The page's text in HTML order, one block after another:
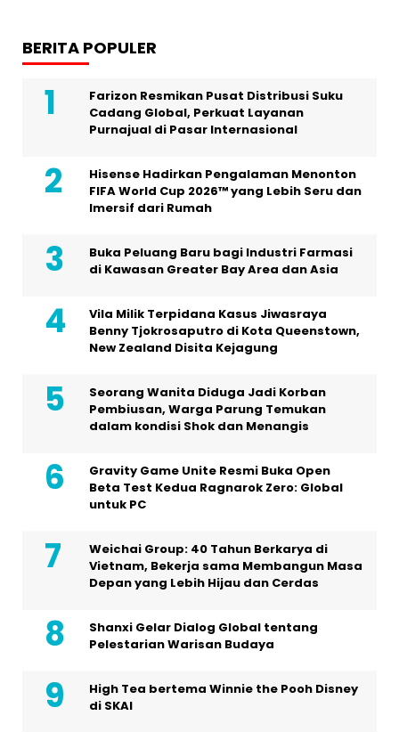
BERITA POPULER
Farizon Resmikan Pusat Distribusi Suku
Cadang Global, Perkuat Layanan
Purnajual di Pasar Internasional
Hisense Hadirkan Pengalaman Menonton
FIFA World Cup 2026™ yang Lebih Seru dan
Imersif dari Rumah
Buka Peluang Baru bagi Industri Farmasi
di Kawasan Greater Bay Area dan Asia
Vila Milik Terpidana Kasus Jiwasraya
Benny Tjokrosaputro di Kota Queenstown,
New Zealand Disita Kejagung
Seorang Wanita Diduga Jadi Korban
Pembiusan, Warga Parung Temukan
dalam kondisi Shok dan Menangis
Gravity Game Unite Resmi Buka Open
Beta Test Kedua Ragnarok Zero: Global
untuk PC
Weichai Group: 40 Tahun Berkarya di
Vietnam, Bekerja sama Membangun Masa
Depan yang Lebih Hijau dan Cerdas
Shanxi Gelar Dialog Global tentang
Pelestarian Warisan Budaya
High Tea bertema Winnie the Pooh Disney
di SKAI